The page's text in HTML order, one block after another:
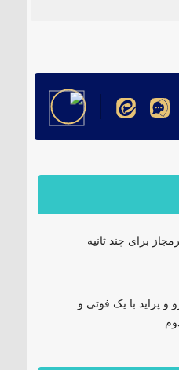
برای چند ثانیه
و پراید با یک فوتی و